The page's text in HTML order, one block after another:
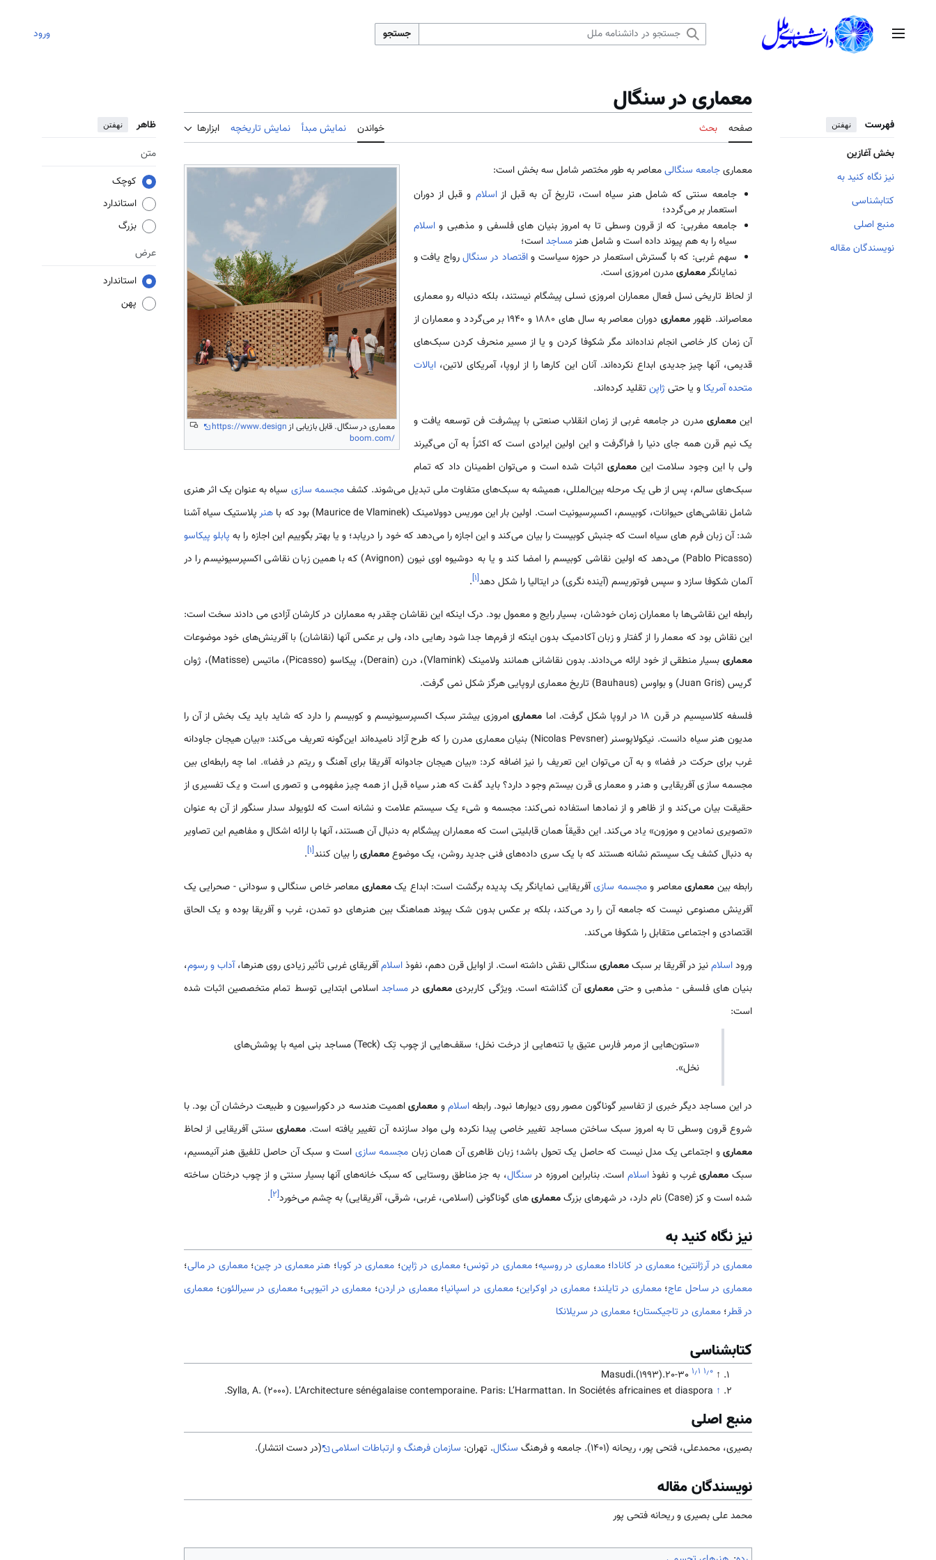
منوی اصلی جستجو ورود
فهرست نهفتن
بخش آغازین
نیز نگاه کنید به
کتابشناسی
منبع اصلی
نویسندگان مقاله
معماری در سنگال
صفحه بحث خواندن نمایش مبدأ نمایش تاریخچه ابزارها ظاهر نهفتن
متن
کوچک
استاندارد
بزرگ
عرض
استاندارد
پهن
معماری در سنگال. قابل بازیابی از https://www.design
boom.com/
معماریجامعه سنگالیمعاصر به طور مختصر شامل سه بخش است:
جامعه سنتی که شامل هنر سیاه است، تاریخ آن به قبل ازاسلام و قبل از دوران
استعمار بر می‌گردد؛
جامعه مغربی: که از قرون وسطی تا به امروز بنیان های فلسفی و مذهبی واسلام
سیاه را به هم پیوند داده است و شامل هنرمساجداست؛
سهم غربی: که با گسترش استعمار در حوزه سیاست واقتصاد در سنگالرواج یافت و
نمایانگرمعماریمدرن امروزی است.
از لحاظ تاریخی نسل فعال معماران امروزی نسلی پیشگام نیستند، بلکه دنباله رو معماری
معاصراند. ظهورمعماری
دوران معاصر به سال های 1880 و 1940 بر می‌گردد و معماران از
آن زمان کار خاصی انجام نداده‌اند مگر شکوفا کردن و یا از مسیر منحرف کردن سبک‌های
قدیمی، آنها چیز جدیدی ابداع نکرده‌اند. آنان این کارها را از اروپا، آمریکای لاتین،ایالات
متحدهآمریکا و یا حتی ژاپن تقلید کرده‌اند.
اینمعماری مدرن در جامعه غربی از زمان انقلاب صنعتی با پیشرفت فن توسعه یافت و
یک نیم قرن همه جای دنیا را فراگرفت و این اولین ایرادی است که اکثراً به آن می‌گیرند
ولی با این وجود سلامت اینمعماری اثبات شده است و می‌توان اطمینان داد که تمام
سبک‌های سالم، پس از طی یک مرحله بین‌المللی، همیشه به سبک‌های متفاوت ملی تبدیل می‌شوند. کشفمجسمه سازی سیاه به عنوان یک اثر هنری
شامل نقاشی‌های حیوانات، کوبیسم، اکسپرسیونیت است. اولین بار این موریس دوولامینک (Maurice de Vlaminek) بود که با
هنرپلاستیک سیاه آشنا
شد: آن زبان فرم های سیاه است که جنبش کوبیست را بیان می‌کند و این اجازه را می‌دهد که خود را دریابد؛ و یا بهتر بگوییم این اجازه را به پابلو پیکاسو
(Pablo Picasso) می‌دهد که اولین نقاشی کوبیسم را امضا کند و یا به دوشیوه اوی نیون (Avignon) که با همین زبان نقاشی اکسپرسیونیسم را در
آلمان شکوفا سازد و سپس فوتوریسم (آینده نگری) در ایتالیا را شکل دهد[۱]
.
رابطه این نقاشی‌ها با معماران زمان خودشان، بسیار رایج و معمول بود. درک اینکه این نقاشان چقدر به معماران در کارشان آزادی می دادند سخت است:
این نقاش بود که معمار را از گفتار و زبان آکادمیک بدون اینکه از فرم‌ها جدا شود رهایی داد، ولی بر عکس آنها (نقاشان) با آفرینش‌های خود موضوعات
معماری
بسیار منطقی از خود ارائه می‌دادند. بدون نقاشانی همانند ولامینک (Vlamink)، درن (Derain)، پیکاسو (Picasso)، ماتیس (Matisse)، ژوان
گریس (Juan Gris) و بواوس (Bauhaus) تاریخ معماری اروپایی هرگز شکل نمی گرفت.
فلسفه کلاسیسیم در قرن 18 در اروپا شکل گرفت. اما معماریامروزی بیشتر سبک اکسپرسیونیسم و کوبیسم را دارد که شاید باید یک بخش از آن را
مدیون هنر سیاه دانست. نیکولاپوسنر (Nicolas Pevsner) بنیان معماری مدرن را که طرح آزاد نامیده‌اند این‌گونه تعریف می‌کند: «بیان هیجان جاودانه
غرب برای حرکت در فضا» و به آن می‌توان این تعریف را نیز اضافه کرد: «بیان هیجان جادوانه آفریقا برای آهنگ و ریتم در فضا». اما چه رابطه‌ای بین
مجسمه سازی آفریقایی و هنر و معماری قرن بیستم وجود دارد؟ باید گفت که هنر سیاه قبل از همه چیز مفهومی و تصوری است و یک تفسیری از
حقیقت بیان می‌کند و از ظاهر و از نمادها استفاده نمی‌کند: مجسمه و شیء یک سیستم علامت و نشانه است که لئویولد سدار سنگور از آن به عنوان
«تصویری نمادین و موزون» یاد می‌کند. این دقیقاً همان قابلیتی است که معماران پیشگام به دنبال آن هستند، آنها با ارائه اشکال و مفاهیم این تصاویر
به دنبال کشف یک سیستم نشانه هستند که با یک سری داده‌های فنی جدید روشن، یک موضوعمعماریرا بیان کنند[۱]
.
رابطه بین معماریمعاصر ومجسمه سازیآفریقایی نمایانگر یک پدیده برگشت است: ابداع یکمعماری معاصر خاص سنگالی و سودانی - صحرایی یک
آفرینش مصنوعی نیست که جامعه آن را رد می‌کند، بلکه بر عکس بدون شک پیوند هماهنگ بین هنرهای دو تمدن، غرب و آفریقا بوده و یک الحاق
اقتصادی و اجتماعی متقابل را شکوفا می‌کند.
وروداسلامنیز در آفریقا بر سبکمعماری سنگالی نقش داشته است. از اوایل قرن دهم، نفوذاسلامآفریقای غربی تأثیر زیادی روی هنرها،آداب و رسوم،
بنیان های فلسفی - مذهبی و حتی معماریآن گذاشته است. ویژگی کاربردی معماریدرمساجد اسلامی ابتدایی توسط تمام متخصصین اثبات شده
است:
«ستون‌هایی از مرمر فارس عتیق یا تنه‌هایی از درخت نخل؛ سقف‌هایی از چوب تِک (Teck) مساجد بنی امیه با پوشش‌های
نخل».
در این مساجد دیگر خبری از تفاسیر گوناگون مصور روی دیوارها نبود. رابطهاسلامو معماریاهمیت هندسه در دکوراسیون و طبیعت درخشان آن بود. با
شروع قرون وسطی تا به امروز سبک ساختن مساجد تغییر خاصی پیدا نکرده ولی مواد سازنده آن تغییر یافته است. معماریسنتی آفریقایی از لحاظ
معماریو اجتماعی یک مدل نیست که حاصل یک تحول باشد؛ زبان ظاهری آن همان زبان مجسمه سازی است و سبک آن حاصل تلفیق هنر آنیمسیم،
سبک معماریغرب و نفوذاسلام است. بنابراین امروزه درسنگال، به جز مناطق روستایی که سبک خانه‌های آنها بسیار سنتی و از چوب درختان ساخته
شده است و کز (Case) نام دارد، در شهرهای بزرگ
معماریهای گوناگونی (اسلامی، غربی، شرقی، آفریقایی) به چشم می‌خورد[۲]
.
نیز نگاه کنید به
معماری در آرژانتین؛معماری در کانادا؛معماری در روسیه؛معماری در تونس؛معماری در ژاپن؛ معماری در کوبا؛ هنر معماری در چین؛معماری در مالی؛
معماری در ساحل عاج؛معماری در تایلند؛ معماری در اوکراین؛معماری در اسپانیا؛معماری در اردن؛ معماری در اتیوپی؛معماری در سیرالئون؛ معماری
در قطر؛ معماری در تاجیکستان؛ معماری در سریلانکا
کتابشناسی
↑ ۱٫۰ ۱٫۱ Masudi.(1993).20-30
↑
Sylla, A. (2000). L’Architecture sénégalaise contemporaine. Paris: L’Harmattan. In Sociétés africaines et diaspora.
منبع اصلی
بصیری، محمدعلی، فتحی پور، ریحانه (1401). جامعه و فرهنگ سنگال. تهران: سازمان فرهنگ و ارتباطات اسلامی (در دست انتشار).
نویسندگان مقاله
محمد علی بصیری و ریحانه فتحی پور